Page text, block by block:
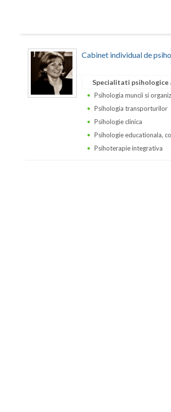
Cabinet individual de
Specialitati
Psihologia muncii si
Psihologia transporturilor
Psihologie clinica
Psihologie educationala,
Psihoterapie integrativa